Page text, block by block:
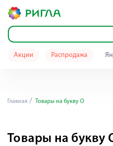
Акции Распродажа
Главная Товары на букву О
Товары на букву